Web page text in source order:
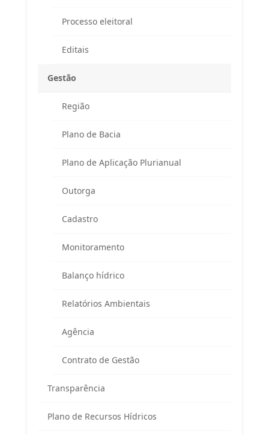
Processo eleitoral
Editais
Gestão
Região
Plano de Bacia
Plano de Aplicação Plurianual
Outorga
Cadastro
Monitoramento
Balanço hídrico
Relatórios Ambientais
Agência
Contrato de Gestão
Transparência
Plano de Recursos Hídricos
Atendimento ao Público / Correspondências
Fazenda Caxias – Seropédica/RJ – CEP 23895-265
Rodovia BR 465, km 7 (Campus da UFRRJ)
Seropédica/RJ – CEP 23897-000
E-mail:guandu@agevap.org.br